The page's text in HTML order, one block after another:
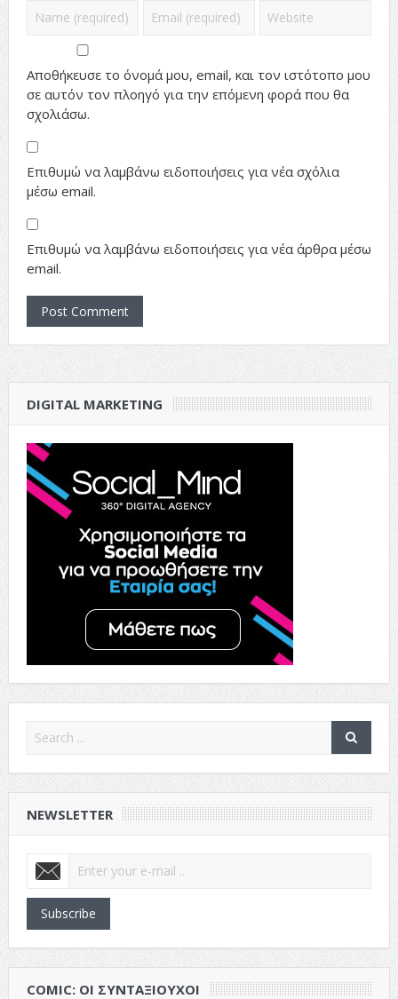
Αποθήκευσε το όνομά μου, email, και τον ιστότοπο μου
σε αυτόν τον πλοηγό για την επόμενη φορά που θα
σχολιάσω.
Επιθυμώ να λαμβάνω ειδοποιήσεις για νέα σχόλια
μέσω email.
Επιθυμώ να λαμβάνω ειδοποιήσεις για νέα άρθρα μέσω
email.
DIGITAL MARKETING
NEWSLETTER
Subscribe
COMIC: ΟΙ ΣΥΝΤΑΞΙΟΎΧΟΙ